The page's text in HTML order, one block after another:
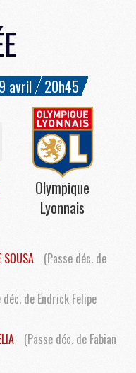
avril 20h45
Olympique
Lyonnais
SOUSA
(Passe déc. de
déc. de Endrick Felipe
(Passe déc. de Fabian